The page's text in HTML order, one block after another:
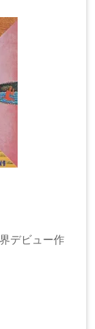
デビュー作